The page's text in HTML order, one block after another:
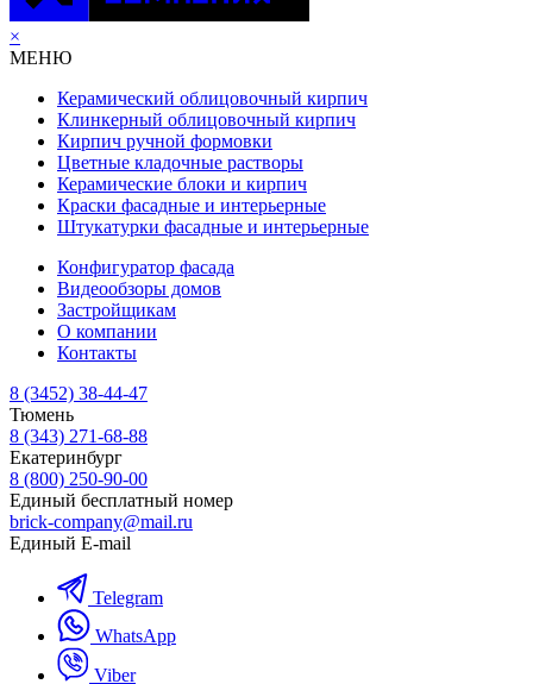
×
МЕНЮ
Керамический облицовочный кирпич
Клинкерный облицовочный кирпич
Кирпич ручной формовки
Цветные кладочные растворы
Керамические блоки и кирпич
Краски фасадные и интерьерные
Штукатурки фасадные и интерьерные
Конфигуратор фасада
Видеообзоры домов
Застройщикам
О компании
Контакты
8 (3452) 38-44-47
Тюмень
8 (343) 271-68-88
Екатеринбург
8 (800) 250-90-00
Единый бесплатный номер
brick-company@mail.ru
Единый E-mail
Telegram
WhatsApp
Viber